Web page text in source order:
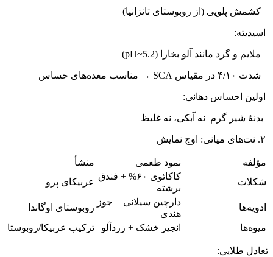
کشمش پلویی (از روبوستای تانزانیا)
اسیدیته:
ملایم و گرد مانند آلو بخارا (pH~5.2)
شدت ۴/۱۰ در مقیاس SCA → مناسب معده‌های حساس
اولین احساس دهانی:
بدنهٔ شیر گرم نه آبکی، نه غلیظ
مؤلفه نمود طعمی
منشأ
شکلات
کاکائوی ۶۰% + فندق
برشته
عربیکای پرو
ادویه‌ها
دارچین سیلانی + جوز
هندی
روبوستای اوگاندا
میوه‌ها
انجیر خشک + زردآلو ترکیب عربیکا/روبوستا
تعادل طلایی: